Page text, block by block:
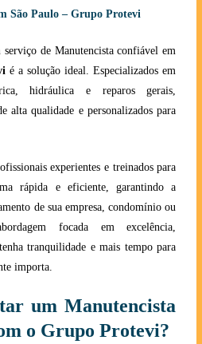
São Paulo – Grupo Protevi
serviço de Manutencista confiável em
é a solução ideal. Especializados em
hidráulica e reparos gerais,
alta qualidade e personalizados para
experientes e treinados para
rápida e eficiente, garantindo a
de sua empresa, condomínio ou
focada em excelência,
tranquilidade e mais tempo para
importa.
um Manutencista
o Grupo Protevi?